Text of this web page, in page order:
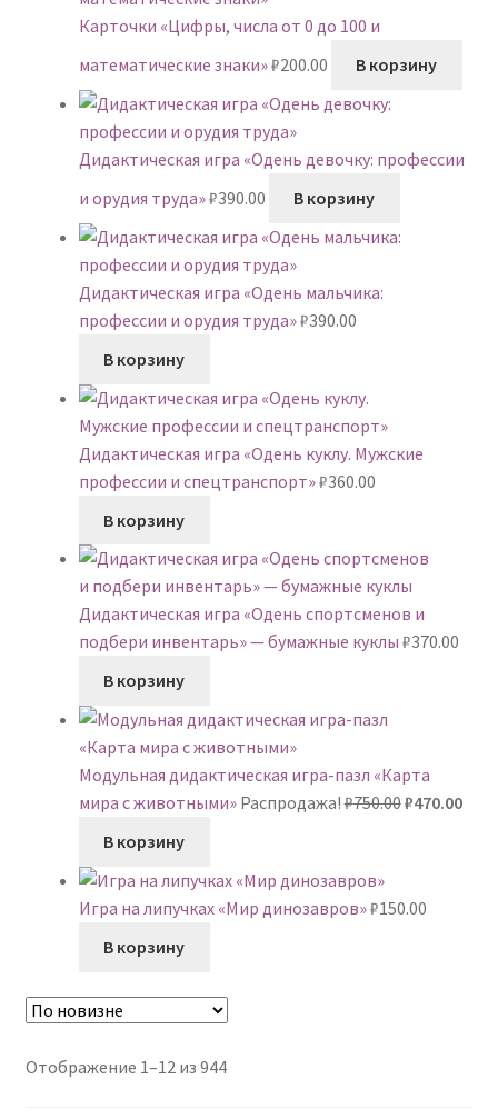
Карточки «Цифры, числа от 0 до 100 и
математические знаки»₽200.00 В корзину
Дидактическая игра «Одень девочку: профессии
и орудия труда»₽390.00 В корзину
Дидактическая игра «Одень мальчика:
профессии и орудия труда»₽390.00
В корзину
Дидактическая игра «Одень куклу. Мужские
профессии и спецтранспорт»₽360.00
В корзину
Дидактическая игра «Одень спортсменов и
подбери инвентарь» — бумажные куклы ₽370.00
В корзину
Модульная дидактическая игра-пазл «Карта
мира с животными» Распродажа!₽750.00₽470.00
В корзину
Игра на липучках «Мир динозавров»₽150.00
В корзину
Отображение 1–12 из 944Сортировка: